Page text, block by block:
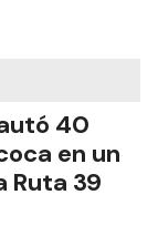
40
en un
Ruta 39